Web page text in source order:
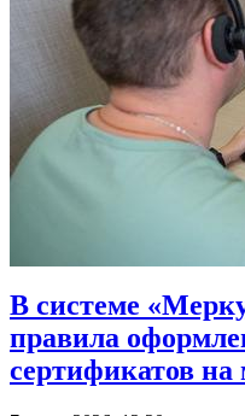
В системе
правила
сертификатов